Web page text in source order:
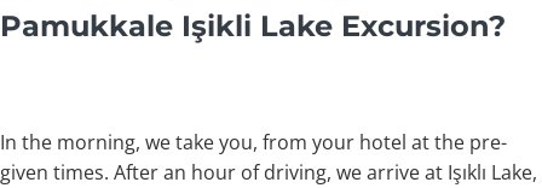
Pamukkale Işikli Lake Excursion?
In the morning, we take you, from your hotel at the pre-
given times. After an hour of driving, we arrive at Işıklı Lake,